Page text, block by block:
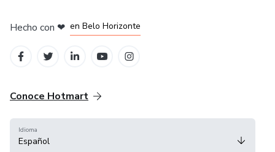
Hecho con ❤ en Belo Horizonte
Conoce Hotmart
Idioma
Español